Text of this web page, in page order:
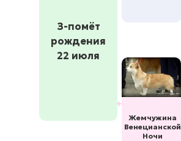
Жемчужина
Венецианской
Ночи
З-помёт
рождения
22 июля